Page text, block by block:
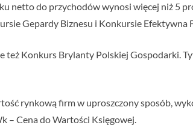
netto do przychodów wynosi więcej niż 5
Gepardy Biznesu i Konkursie Efektywna
też Konkurs Brylanty Polskiej Gospodarki.
rynkową firm w uproszczony sposób,
– Cena do Wartości Księgowej.